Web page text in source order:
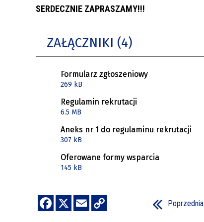
SERDECZNIE ZAPRASZAMY!!!
ZAŁĄCZNIKI (4)
Formularz zgłoszeniowy
269 kB
Regulamin rekrutacji
6.5 MB
Aneks nr 1 do regulaminu rekrutacji
307 kB
Oferowane formy wsparcia
145 kB
Poprzednia